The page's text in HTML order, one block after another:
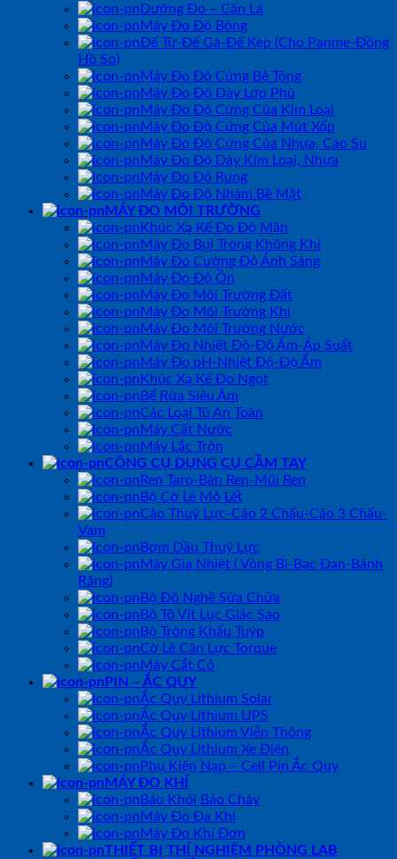
Dưỡng Đo – Căn Lá
Máy Đo Độ Bóng
Đế Từ-Đế Gá-Đế Kẹp (Cho Panme-Đồng
Hồ So)
Máy Đo Độ Cứng Bê Tông
Máy Đo Độ Dày Lớp Phủ
Máy Đo Độ Cứng Của Kim Loại
Máy Đo Độ Cứng Của Mút Xốp
Máy Đo Độ Cứng Của Nhựa, Cao Su
Máy Đo Độ Dày Kim Loại, Nhựa
Máy Đo Độ Rung
Máy Đo Độ Nhám Bề Mặt
MÁY ĐO MÔI TRƯỜNG
Khúc Xạ Kế Đo Độ Mặn
Máy Đo Bụi Trong Không Khí
Máy Đo Cường Độ Ánh Sáng
Máy Đo Độ Ồn
Máy Đo Môi Trường Đất
Máy Đo Môi Trường Khí
Máy Đo Môi Trường Nước
Máy Đo Nhiệt Độ-Độ Ẩm-Áp Suất
Máy Đo pH-Nhiệt Độ-Độ Ẩm
Khúc Xạ Kế Đo Ngọt
Bể Rửa Siêu Âm
Các Loại Tủ An Toàn
Máy Cất Nước
Máy Lắc Trộn
CÔNG CỤ DỤNG CỤ CẦM TAY
Ren Taro-Bàn Ren-Mũi Ren
Bộ Cờ Lê Mỏ Lết
Cảo Thuỷ Lực-Cảo 2 Chấu-Cảo 3 Chấu-
Vam
Bơm Dầu Thuỷ Lực
Máy Gia Nhiệt ( Vòng Bi-Bạc Đạn-Bánh
Răng)
Bộ Đồ Nghề Sửa Chữa
Bộ Tô Vít Lục Giác Sao
Bộ Tròng Khẩu Tuýp
Cờ Lê Cân Lực Torque
Máy Cắt Cỏ
PIN – ẮC QUY
Ắc Quy Lithium Solar
Ắc Quy Lithium UPS
Ắc Quy Lithium Viễn Thông
Ắc Quy Lithium Xe Điện
Phụ Kiện Nạp – Cell Pin Ắc Quy
MÁY ĐO KHÍ
Báo Khói Báo Cháy
Máy Đo Đa Khí
Máy Đo Khí Đơn
THIẾT BỊ THÍ NGHIỆM PHÒNG LAB